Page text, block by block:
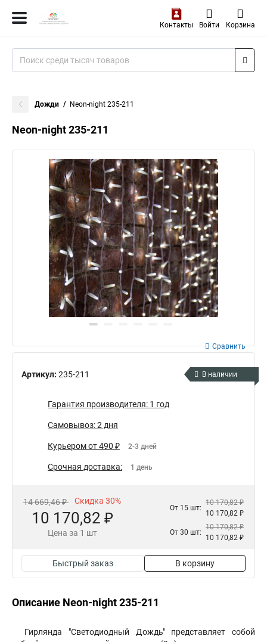
Контакты Войти Корзина
Дожди Neon-night 235-211
Neon-night 235-211
Артикул: 235-211
Сравнить
В наличии
Гарантия производителя: 1 год
Самовывоз: 2 дня
Курьером от 490 ₽ 2-3 дней
Срочная доставка: 1 день
14 669,46 ₽ Скидка 30%
10 170,82 ₽
Цена за 1 шт
От 15 шт:
10 170,82 ₽
10 170,82 ₽
От 30 шт:
10 170,82 ₽
10 170,82 ₽
Быстрый заказ В корзину
Описание Neon-night 235-211
Гирлянда "Светодиодный Дождь" представляет собой